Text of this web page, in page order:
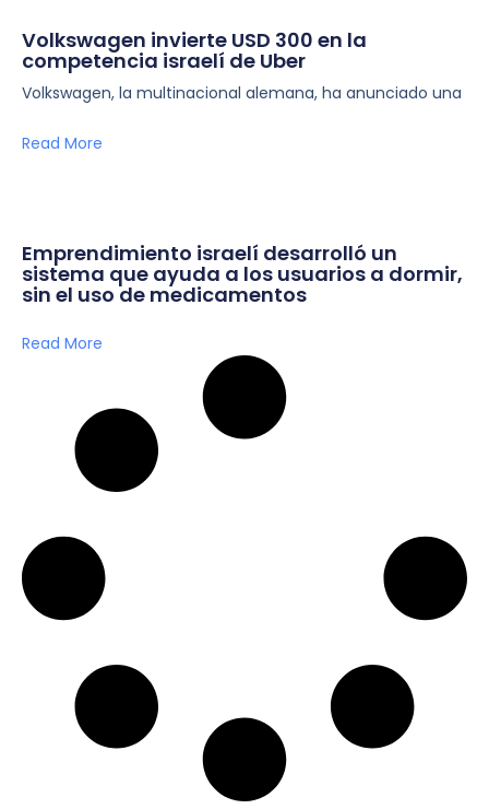
Volkswagen invierte USD 300 en la
competencia israelí de Uber
Volkswagen, la multinacional alemana, ha anunciado una
Read More
Emprendimiento israelí desarrolló un
sistema que ayuda a los usuarios a dormir,
sin el uso de medicamentos
Read More